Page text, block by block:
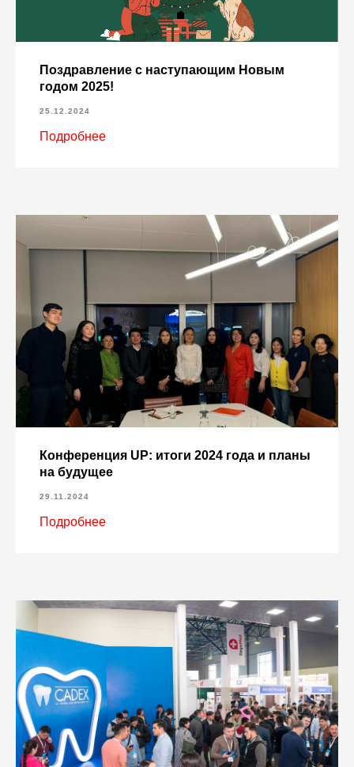
Поздравление с наступающим Новым
годом 2025!
25.12.2024
Подробнее
Конференция UP: итоги 2024 года и планы
на будущее
29.11.2024
Подробнее